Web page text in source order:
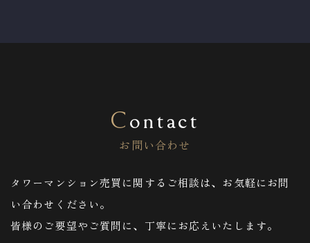
Contact
お問い合わせ
タワーマンション売買に関するご相談は、お気軽にお問
い合わせください。
皆様のご要望やご質問に、丁寧にお応えいたします。